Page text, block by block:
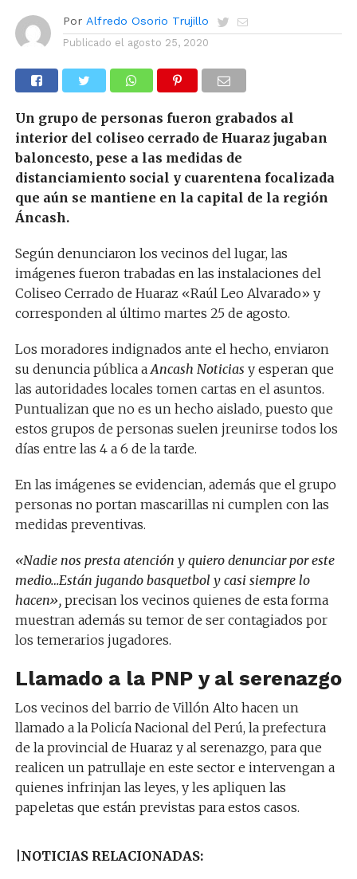
Por Alfredo Osorio Trujillo
Publicado el agosto 25, 2020
Un grupo de personas fueron grabados al
interior del coliseo cerrado de Huaraz jugaban
baloncesto, pese a las medidas de
distanciamiento social y cuarentena focalizada
que aún se mantiene en la capital de la región
Áncash.
Según denunciaron los vecinos del lugar, las
imágenes fueron trabadas en las instalaciones del
Coliseo Cerrado de Huaraz «Raúl Leo Alvarado» y
corresponden al último martes 25 de agosto.
Los moradores indignados ante el hecho, enviaron
su denuncia pública a Ancash Noticias y esperan que
las autoridades locales tomen cartas en el asuntos.
Puntualizan que no es un hecho aislado, puesto que
estos grupos de personas suelen jreunirse todos los
días entre las 4 a 6 de la tarde.
En las imágenes se evidencian, además que el grupo
personas no portan mascarillas ni cumplen con las
medidas preventivas.
«Nadie nos presta atención y quiero denunciar por este
medio…Están jugando basquetbol y casi siempre lo
hacen», precisan los vecinos quienes de esta forma
muestran además su temor de ser contagiados por
los temerarios jugadores.
Llamado a la PNP y al serenazgo
Los vecinos del barrio de Villón Alto hacen un
llamado a la Policía Nacional del Perú, la prefectura
de la provincial de Huaraz y al serenazgo, para que
realicen un patrullaje en este sector e intervengan a
quienes infrinjan las leyes, y les apliquen las
papeletas que están previstas para estos casos.
|NOTICIAS RELACIONADAS: